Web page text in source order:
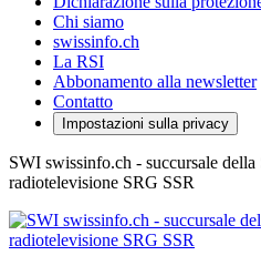
Chi siamo
swissinfo.ch
La RSI
Abbonamento alla newsletter
Contatto
Impostazioni sulla privacy
SWI swissinfo.ch - succursale della
radiotelevisione SRG SSR